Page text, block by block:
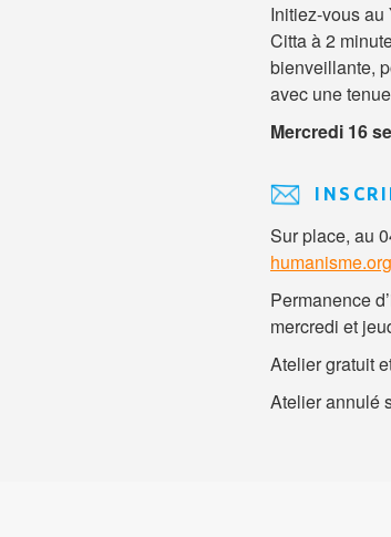
Initiez-vous
Citta à 2
bienveillante,
avec une
Mercredi 16
Sur place, au
humanisme.org
Permanence
mercredi et
Atelier gratuit
Atelier annulé